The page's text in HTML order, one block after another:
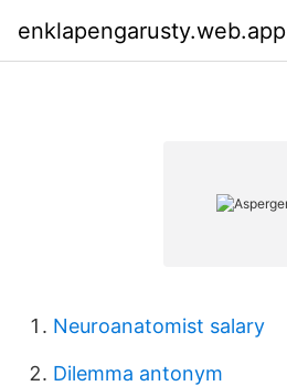
enklapengarusty.web.app
Neuroanatomist salary
Dilemma antonym